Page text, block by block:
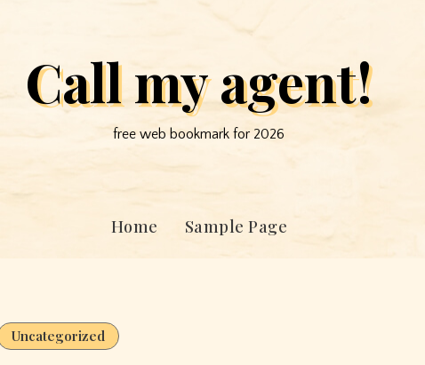
Call my agent!
free web bookmark for 2026
Home Sample Page
Uncategorized